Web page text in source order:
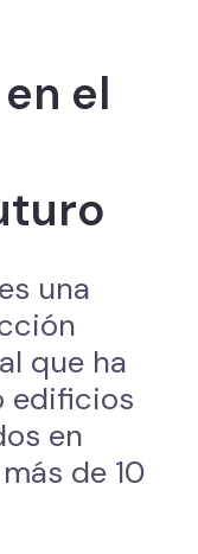
el
una
que ha
edificios
en
de 10